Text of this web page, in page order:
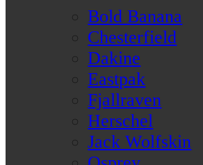
Bold Banana
Chesterfield
Dakine
Eastpak
Fjallraven
Herschel
Jack Wolfskin